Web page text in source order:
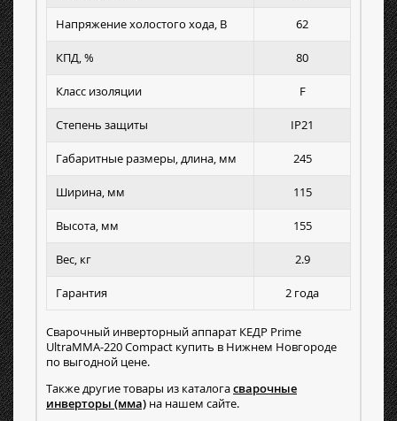
Напряжение холостого хода, В 62
КПД, % 80
Класс изоляции F
Степень защиты IP21
Габаритные размеры, длина, мм 245
Ширина, мм 115
Высота, мм 155
Вес, кг 2.9
Гарантия 2 года
Сварочный инверторный аппарат КЕДР Prime
UltraMMA-220 Compact купить в Нижнем Новгороде
по выгодной цене.
Также другие товары из каталогасварочные
инверторы (мма) на нашем сайте.